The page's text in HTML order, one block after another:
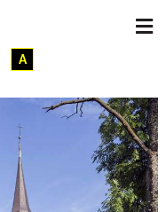
A